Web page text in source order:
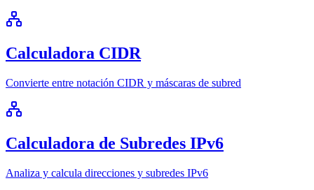
Calculadora CIDR
Convierte entre notación CIDR y máscaras de subred
Calculadora de Subredes IPv6
Analiza y calcula direcciones y subredes IPv6